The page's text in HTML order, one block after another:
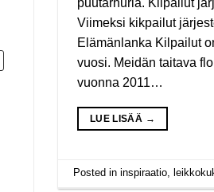
puutarhuria. Kilpailut
Viimeksi kikpailut
Elämänlanka Kilpailut
vuosi. Meidän taitava
vuonna 2011…
LUE LISÄÄ →
Posted in inspiraatio,